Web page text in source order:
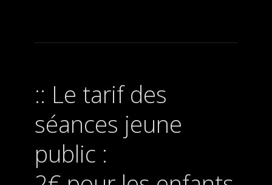
Le tarif des
séances jeune
public :